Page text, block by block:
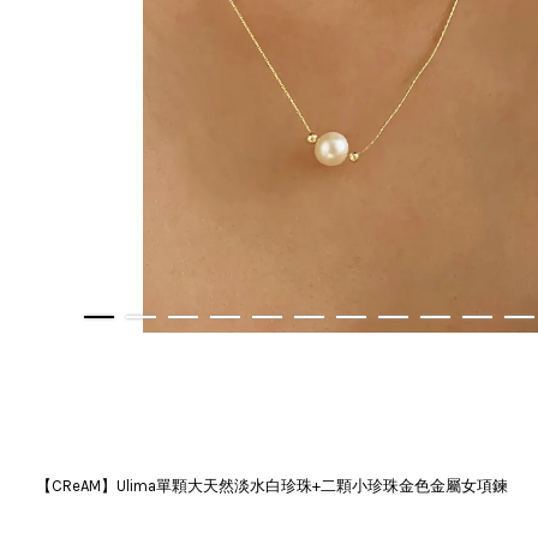
【CReAM】Ulima單顆大天然淡水白珍珠+二顆小珍珠金色金屬女項鍊